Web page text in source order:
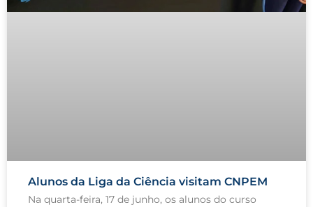
Alunos da Liga da Ciência visitam CNPEM
Na quarta-feira, 17 de junho, os alunos do curso